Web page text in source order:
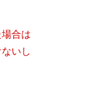
合は
いし